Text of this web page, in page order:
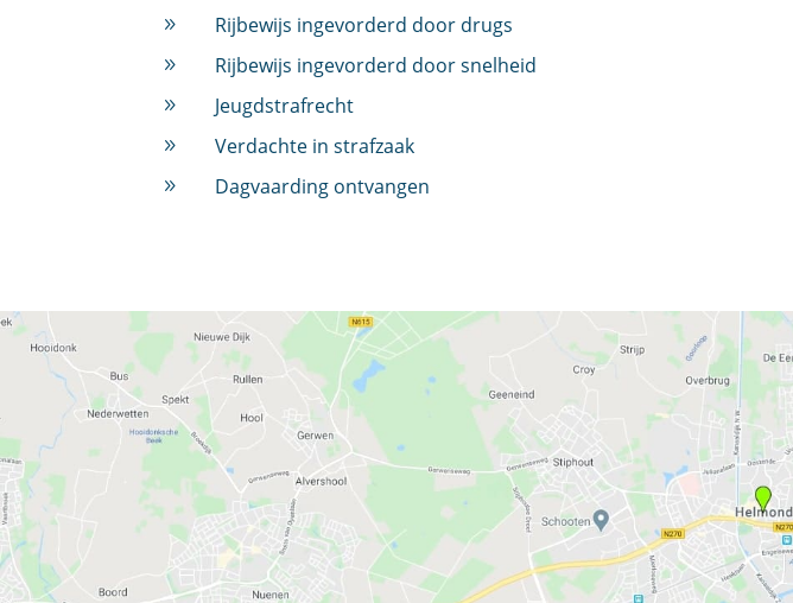
9 Rijbewijs ingevorderd door drugs
9 Rijbewijs ingevorderd door snelheid
9 Jeugdstrafrecht
9 Verdachte in strafzaak
9 Dagvaarding ontvangen